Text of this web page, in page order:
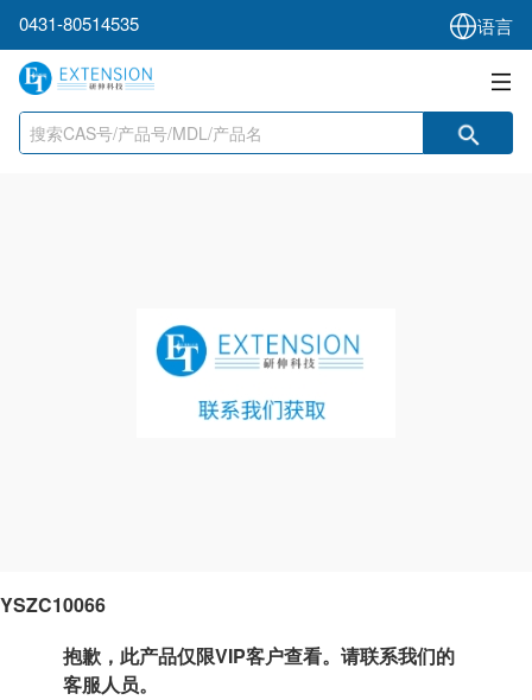
0431-80514535 语言
YSZC10066
抱歉，此产品仅限VIP客户查看。请联系我们的
客服人员。